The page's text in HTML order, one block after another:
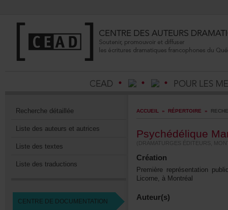
Recherchedétaillée
Listedesauteursetautrices
Listedestextes
Listedestraductions
CENTREDEDOCUMENTATION
ACCUEIL » RÉPERTOIRE »
Création
Licorne,àMontréal
Auteur(s)